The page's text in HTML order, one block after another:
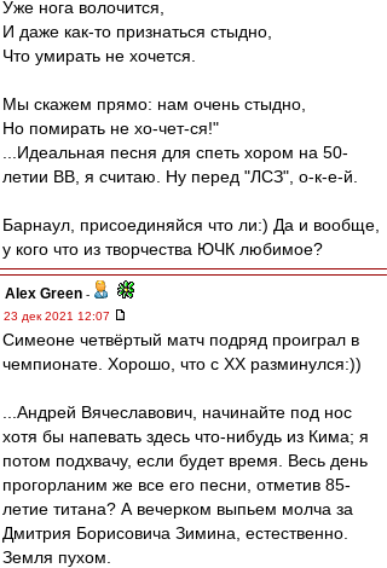
Уже нога волочится,
И даже как-то признаться стыдно,
Что умирать не хочется.
Мы скажем прямо: нам очень стыдно,
Но помирать не хо-чет-ся!"
...Идеальная песня для спеть хором на 50-
летии ВВ, я считаю. Ну перед "ЛСЗ", о-к-е-й.
Барнаул, присоединяйся что ли:) Да и вообще,
у кого что из творчества ЮЧК любимое?
Alex Green -
23 дек 2021 12:07
Симеоне четвёртый матч подряд проиграл в
чемпионате. Хорошо, что с ХХ разминулся:))
...Андрей Вячеславович, начинайте под нос
хотя бы напевать здесь что-нибудь из Кима; я
потом подхвачу, если будет время. Весь день
прогорланим же все его песни, отметив 85-
летие титана? А вечерком выпьем молча за
Дмитрия Борисовича Зимина, естественно.
Земля пухом.